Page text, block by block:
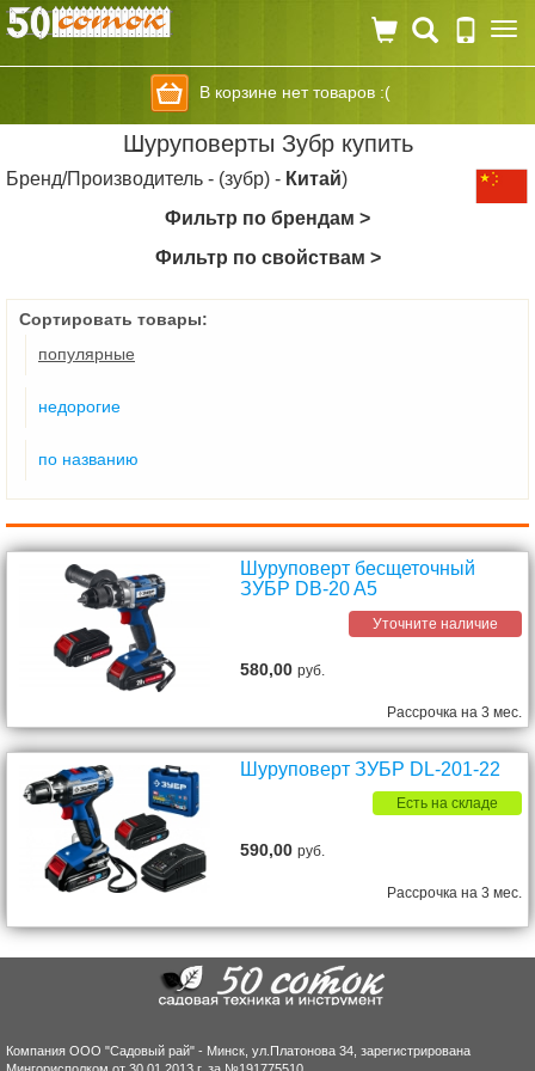
В корзине нет товаров :(
Шуруповерты Зубр купить
Бренд/Производитель - (зубр) - Китай)
Фильтр по брендам >
Фильтр по свойствам >
Сортировать товары:
популярные
недорогие
по названию
Шуруповерт бесщеточный
ЗУБР DB-20 A5
Уточните наличие
580,00руб.
Рассрочка на 3 мес.
Шуруповерт ЗУБР DL-201-22
Есть на складе
590,00руб.
Рассрочка на 3 мес.
Компания ООО "Садовый рай" - Минск, ул.Платонова 34, зарегистрирована